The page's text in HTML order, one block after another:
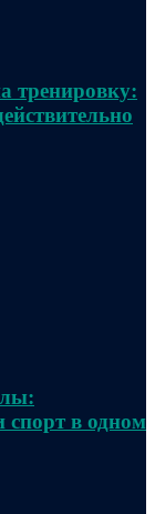
тренировку:
спорт в одном